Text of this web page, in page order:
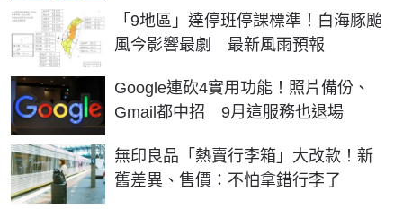
「9地區」達停班停課標準！白海豚颱
風今影響最劇 最新風雨預報
Google連砍4實用功能！照片備份、
Gmail都中招 9月這服務也退場
無印良品「熱賣行李箱」大改款！新
舊差異、售價：不怕拿錯行李了